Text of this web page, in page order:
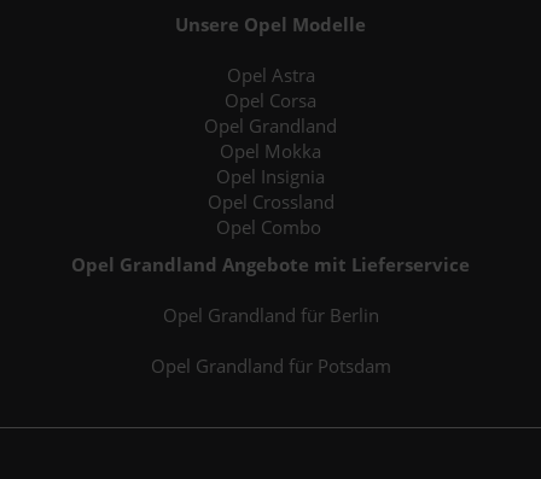
Unsere Opel Modelle
Opel Astra
Opel Corsa
Opel Grandland
Opel Mokka
Opel Insignia
Opel Crossland
Opel Combo
Opel Grandland Angebote mit Lieferservice
Opel Grandland für Berlin
Opel Grandland für Potsdam